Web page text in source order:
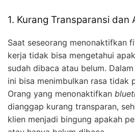
1. Kurang Transparansi dan
Saat seseorang menonaktifkan
kerja tidak bisa mengetahui
sudah dibaca atau belum.
ini bisa menimbulkan rasa tidak
Orang yang menonaktifkan
dianggap kurang transparan,
klien menjadi bingung apakah